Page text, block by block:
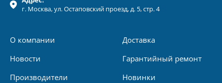
г. Москва, ул.Остаповский проезд, д. 5, стр. 4
О компании
Новости
Производители
Доставка
Гарантийный ремонт
Новинки